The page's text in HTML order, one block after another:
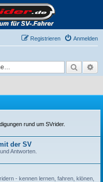
Anmelden
Registrieren
Suche
rund um SVrider.
der SV
Antworten.
- kennen lernen, fahren, klönen,